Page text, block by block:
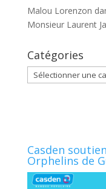
Malou Lorenzon
Monsieur Laurent
Catégories
Catégories
Casden
Orphelins de